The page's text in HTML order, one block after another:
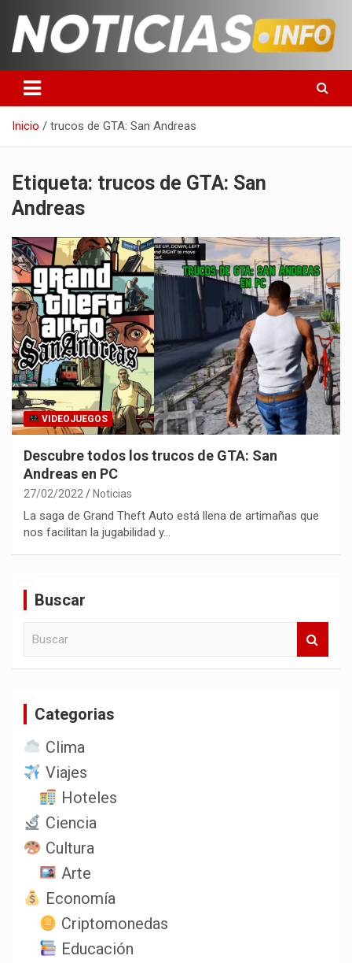
contenido
Noticias en español
Inicio trucos de GTA: San Andreas
Etiqueta: trucos de GTA: San
Andreas
VIDEOJUEGOS
Descubre todos los trucos de GTA: San
Andreas en PC
27/02/2022 Noticias
La saga de Grand Theft Auto está llena de artimañas que
nos facilitan la jugabilidad y…
Buscar
Categorias
Clima
Viajes
Hoteles
Ciencia
Cultura
Arte
Economía
Criptomonedas
Educación